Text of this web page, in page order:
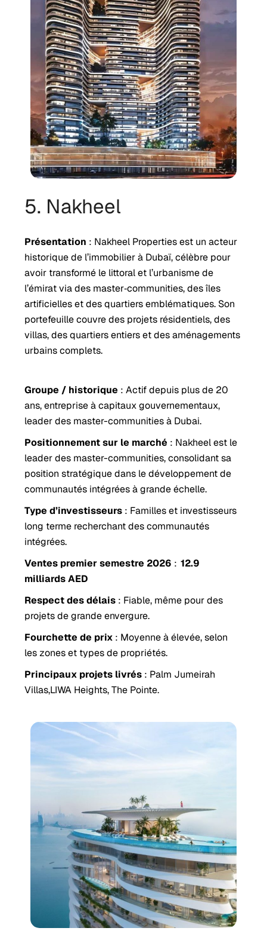
5. Nakheel
Présentation : Nakheel Properties est un acteur
historique de l’immobilier à Dubaï, célèbre pour
avoir transformé le littoral et l’urbanisme de
l’émirat via des master‑communities, des îles
artificielles et des quartiers emblématiques. Son
portefeuille couvre des projets résidentiels, des
villas, des quartiers entiers et des aménagements
urbains complets.
Groupe / historique : Actif depuis plus de 20
ans, entreprise à capitaux gouvernementaux,
leader des master-communities à Dubai.
Positionnement sur le marché : Nakheel est le
leader des master-communities, consolidant sa
position stratégique dans le développement de
communautés intégrées à grande échelle.
Type d’investisseurs : Familles et investisseurs
long terme recherchant des communautés
intégrées.
Ventes premier semestre 2026 : 12.9
milliards AED
Respect des délais : Fiable, même pour des
projets de grande envergure.
Fourchette de prix : Moyenne à élevée, selon
les zones et types de propriétés.
Principaux projets livrés : Palm Jumeirah
Villas,LIWA Heights, The Pointe.